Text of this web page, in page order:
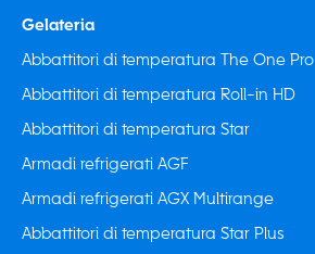
Gelateria
Abbattitori di temperatura The One Pro
Abbattitori di temperatura Roll-in HD
Abbattitori di temperatura Star
Armadi refrigerati AGF
Armadi refrigerati AGX Multirange
Abbattitori di temperatura Star Plus